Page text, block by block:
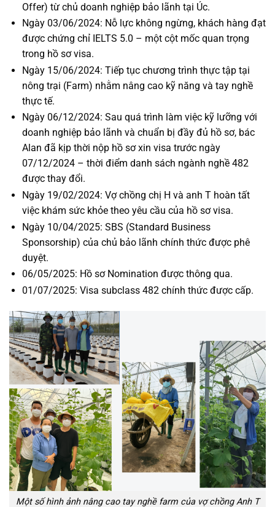
Offer) từ chủ doanh nghiệp bảo lãnh tại Úc.
Ngày 03/06/2024: Nỗ lực không ngừng, khách hàng đạt
được chứng chỉ IELTS 5.0 – một cột mốc quan trọng
trong hồ sơ visa.
Ngày 15/06/2024: Tiếp tục chương trình thực tập tại
nông trại (Farm) nhằm nâng cao kỹ năng và tay nghề
thực tế.
Ngày 06/12/2024: Sau quá trình làm việc kỹ lưỡng với
doanh nghiệp bảo lãnh và chuẩn bị đầy đủ hồ sơ, bác
Alan đã kịp thời nộp hồ sơ xin visa trước ngày
07/12/2024 – thời điểm danh sách ngành nghề 482
được thay đổi.
Ngày 19/02/2024: Vợ chồng chị H và anh T hoàn tất
việc khám sức khỏe theo yêu cầu của hồ sơ visa.
Ngày 10/04/2025: SBS (Standard Business
Sponsorship) của chủ bảo lãnh chính thức được phê
duyệt.
06/05/2025: Hồ sơ Nomination được thông qua.
01/07/2025: Visa subclass 482 chính thức được cấp.
Một số hình ảnh nâng cao tay nghề farm của vợ chồng Anh T